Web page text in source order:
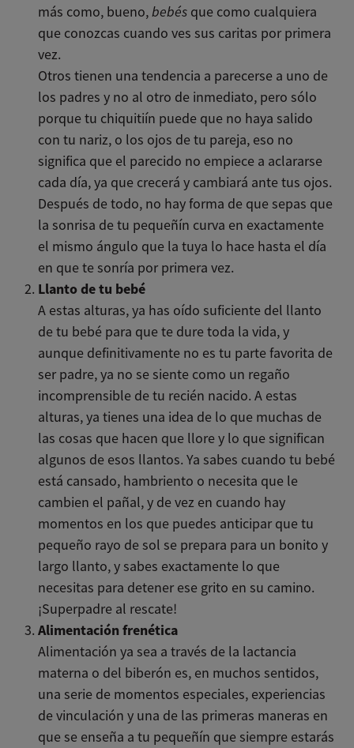
más como, bueno,bebés que como cualquiera
que conozcas cuando ves sus caritas por primera
vez.
Otros tienen una tendencia a parecerse a uno de
los padres y no al otro de inmediato, pero sólo
porque tu chiquitiín puede que no haya salido
con tu nariz, o los ojos de tu pareja, eso no
significa que el parecido no empiece a aclararse
cada día, ya que crecerá y cambiará ante tus ojos.
Después de todo, no hay forma de que sepas que
la sonrisa de tu pequeñín curva en exactamente
el mismo ángulo que la tuya lo hace hasta el día
en que te sonría por primera vez.
Llanto de tu bebé
A estas alturas, ya has oído suficiente del llanto
de tu bebé para que te dure toda la vida, y
aunque definitivamente no es tu parte favorita de
ser padre, ya no se siente como un regaño
incomprensible de tu recién nacido. A estas
alturas, ya tienes una idea de lo que muchas de
las cosas que hacen que llore y lo que significan
algunos de esos llantos. Ya sabes cuando tu bebé
está cansado, hambriento o necesita que le
cambien el pañal, y de vez en cuando hay
momentos en los que puedes anticipar que tu
pequeño rayo de sol se prepara para un bonito y
largo llanto, y sabes exactamente lo que
necesitas para detener ese grito en su camino.
¡Superpadre al rescate!
Alimentación frenética
Alimentación ya sea a través de la lactancia
materna o del biberón es, en muchos sentidos,
una serie de momentos especiales, experiencias
de vinculación y una de las primeras maneras en
que se enseña a tu pequeñín que siempre estarás